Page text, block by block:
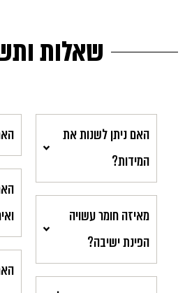
שאלות
האם ניתן לשנות את
המידות?
מאיזה חומר עשויה
הפינת ישיבה?